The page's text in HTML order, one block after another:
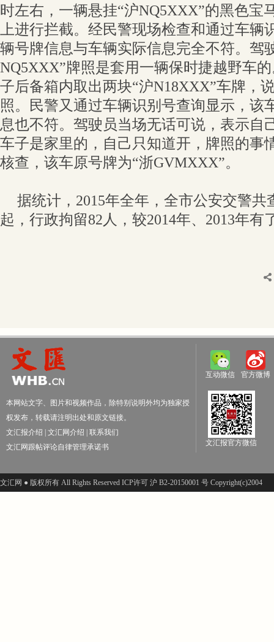
时左右，一辆悬挂“沪NQ5XXX”的黑色宝
上进行拦截。经民警现场检查和通过车辆
辆号牌信息与车辆实际信息完全不符。驾
NQ5XXX”牌照是套用一辆保时捷越野车
子后备箱内取出两块“沪N18XXX”车牌，
照。民警又通过车辆识别号查询显示，该
息也不符。驾驶员当场无话可说，表示自
车子是家里的，自己只知道开，牌照的事
核查，该车原号牌为“浙GVMXXX”。
据统计，2015年全年，全市公安交警共
起，行政拘留82人，较2014年、2013年有
本网站文字、图片和视频作品，除特别说明外均为独家授
权发布，转载请注明出处和原文链接。
文汇报介绍
文汇网介绍
联系我们
文汇网跟帖评论自律管理承诺书
互动微信 官方微博
文汇报官方微信
文汇网 ● 版权所有 All Rights Reserved ICP许可 沪 B2-20150001 号 Copyright(c)2004